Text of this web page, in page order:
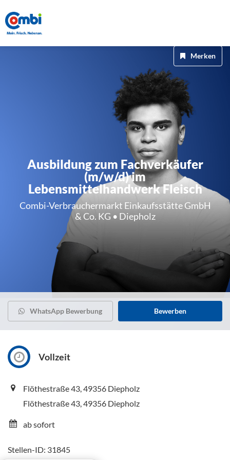
Ausbildung zum Fachverkäufer
(m/w/d) im
Lebensmittelhandwerk Fleisch
Combi-Verbrauchermarkt Einkaufsstätte GmbH
& Co. KG • Diepholz
Merken
WhatsApp Bewerbung Bewerben
Vollzeit
Flöthestraße 43, 49356 Diepholz
Flöthestraße 43, 49356 Diepholz
ab sofort
Stellen-ID: 31845